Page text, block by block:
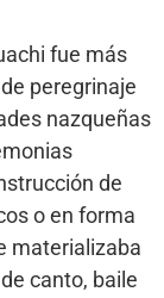
fue más
peregrinaje
nazqueñas
de
o en forma
materializaba
canto, baile